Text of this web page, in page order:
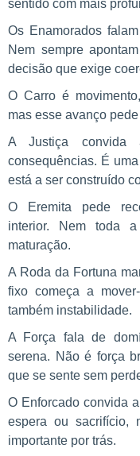
sentido com mais
Os Enamorados
Nem sempre
decisão que exige
O Carro é
mas esse avanço
A Justiça
consequências. É
está a ser construído
O Eremita pede
interior. Nem toda
maturação.
A Roda da Fortuna
fixo começa a
também instabilidade.
A Força fala de
serena. Não é força
que se sente sem
O Enforcado convida
espera ou sacrifício,
importante por trás.